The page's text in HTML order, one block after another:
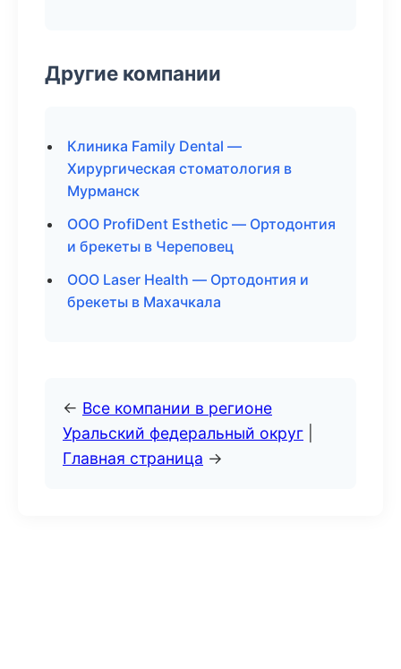
Другие компании
Клиника Family Dental —
Хирургическая стоматология в
Мурманск
ООО ProfiDent Esthetic — Ортодонтия
и брекеты в Череповец
ООО Laser Health — Ортодонтия и
брекеты в Махачкала
← Все компании в регионе
Уральский федеральный округ
Главная страница →